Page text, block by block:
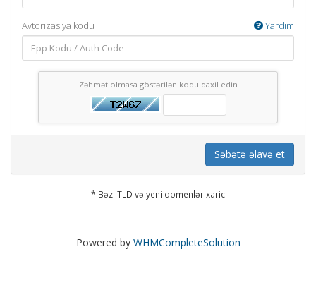
Avtorizasiya kodu Yardım
Zəhmət olmasa göstərilən kodu daxil edin
Səbətə əlavə et
* Bəzi TLD və yeni domenlər xaric
Powered by WHMCompleteSolution